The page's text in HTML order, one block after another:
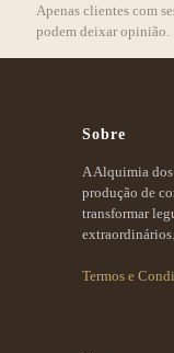
Apenas clientes com
podem deixar opinião.
Sobre
A Alquimia dos
produção de
transformar
extraordinários.
Termos e